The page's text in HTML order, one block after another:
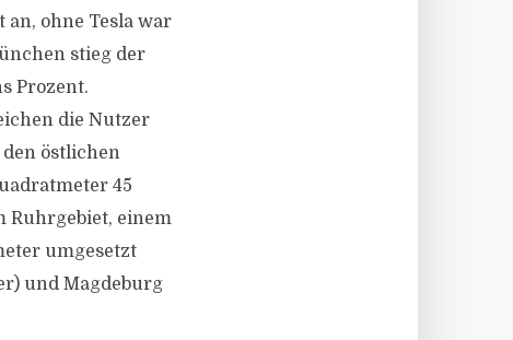
ohne Tesla war
stieg der
Prozent.
die Nutzer
östlichen
45
Ruhrgebiet, einem
umgesetzt
und Magdeburg